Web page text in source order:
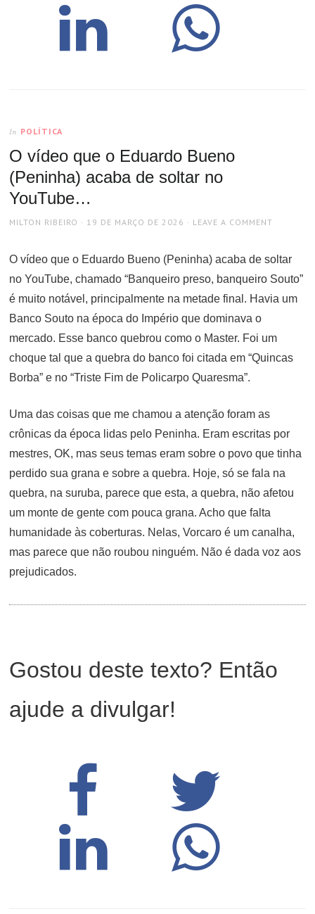
In POLÍTICA
O vídeo que o Eduardo Bueno
(Peninha) acaba de soltar no
YouTube…
AUTHOR
MILTON RIBEIRO
POSTED
19 DE MARÇO DE 2026 LEAVE A COMMENT
O vídeo que o Eduardo Bueno (Peninha) acaba de soltar
no YouTube, chamado “Banqueiro preso, banqueiro Souto”
é muito notável, principalmente na metade final. Havia um
Banco Souto na época do Império que dominava o
mercado. Esse banco quebrou como o Master. Foi um
choque tal que a quebra do banco foi citada em “Quincas
Borba” e no “Triste Fim de Policarpo Quaresma”.
Uma das coisas que me chamou a atenção foram as
crônicas da época lidas pelo Peninha. Eram escritas por
mestres, OK, mas seus temas eram sobre o povo que tinha
perdido sua grana e sobre a quebra. Hoje, só se fala na
quebra, na suruba, parece que esta, a quebra, não afetou
um monte de gente com pouca grana. Acho que falta
humanidade às coberturas. Nelas, Vorcaro é um canalha,
mas parece que não roubou ninguém. Não é dada voz aos
prejudicados.
Gostou deste texto? Então
ajude a divulgar!